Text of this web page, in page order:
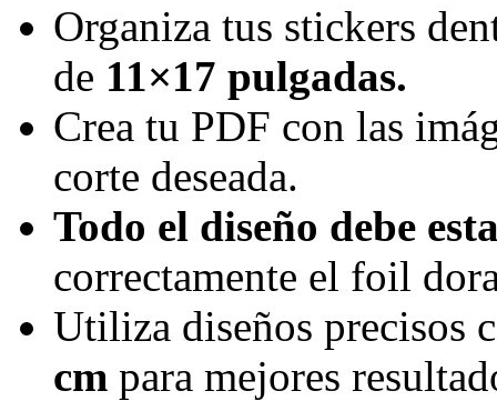
Organiza tus stickers
de 11×17 pulgadas.
Crea tu PDF con las
corte deseada.
Todo el diseño debe
correctamente el foil
Utiliza diseños precisos
cm para mejores